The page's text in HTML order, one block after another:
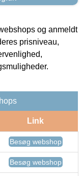
og anmeldt
prisniveau,
Link
Besøg webshop
Besøg webshop